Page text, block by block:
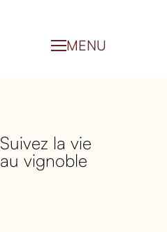
MENU
Suivez la vie
au vignoble